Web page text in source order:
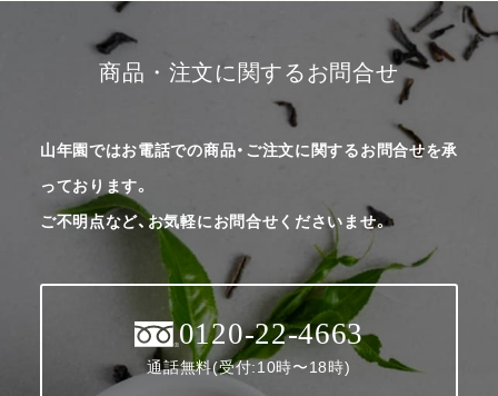
商品・注文に関するお問合せ
山年園ではお電話での商品・ご注文に関するお問合せを承
っております。
ご不明点など、お気軽にお問合せくださいませ。
0120-22-4663
通話無料(受付:10時〜18時)